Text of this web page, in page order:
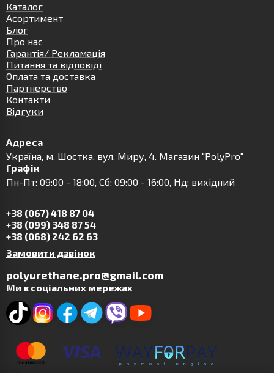
Каталог
Асортимент
Блог
Про нас
Гарантія/ Рекламація
Питання та відповіді
Оплата та доставка
Партнерство
Контакти
Відгуки
Адреса
Українa, м. Шостка, вул. Миру, 4. Магазин "PolyPro"
Графік
Пн-Пт: 09:00 - 18:00, Сб: 09:00 - 16:00, Нд: вихідний
+38 (067) 418 87 04
+38 (099) 348 87 54
+38 (068) 242 62 63
Замовити дзвінок
polyurethane.pro@gmail.com
Ми в соціальних мережах